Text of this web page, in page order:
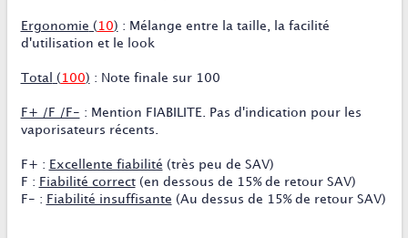
Ergonomie ( 10) : Mélange entre la taille, la facilité
d'utilisation et le look
Total ( 100) : Note finale sur 100
F+ /F /F- : Mention FIABILITE . Pas d'indication pour les
vaporisateurs récents.
F+ : Excellente fiabilité (très peu de SAV)
F : Fiabilité correct(en dessous de 15% de retour SAV)
F- : Fiabilité insuffisante (Au dessus de 15% de retour SAV)